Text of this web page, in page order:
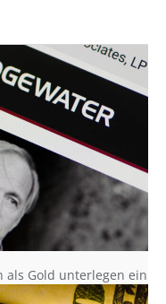
als Gold unterlegen ein